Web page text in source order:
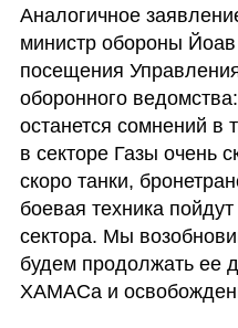
Аналогичное
министр обороны
посещения
оборонного
останется сомнений в
в секторе Газы очень
скоро танки,
боевая техника
сектора. Мы
будем продолжать ее
ХАМАСа и